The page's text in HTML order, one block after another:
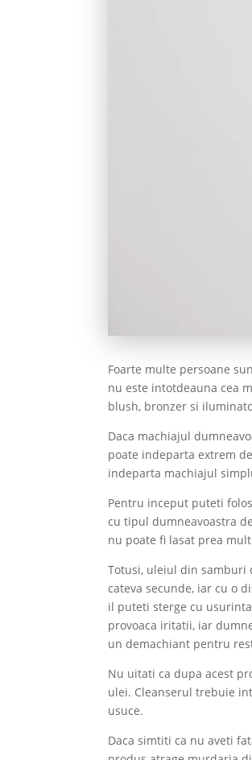
Foarte multe persoane
nu este intotdeauna cea
blush, bronzer si
Daca machiajul
poate indeparta extrem
indeparta machiajul
Pentru inceput puteti
cu tipul dumneavoastra
nu poate fi lasat prea
Totusi, uleiul din samburi
cateva secunde, iar cu o
il puteti sterge cu
provoaca iritatii, iar
un demachiant pentru
Nu uitati ca dupa acest
ulei. Cleanserul trebuie
usuce.
Daca simtiti ca nu aveti